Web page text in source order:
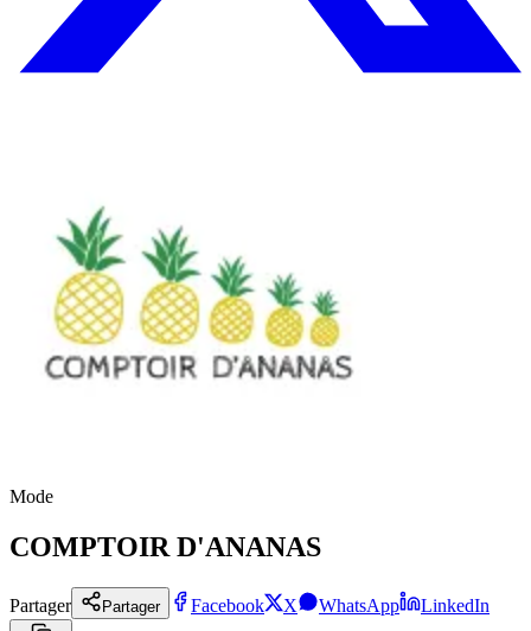
Mode
COMPTOIR D'ANANAS
Partager Partager Facebook X WhatsApp LinkedIn